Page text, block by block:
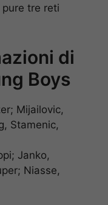
tre reti
di
Boys
Mijailovic,
Stamenic,
Janko,
Niasse,